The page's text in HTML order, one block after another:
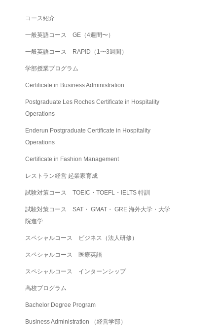
コース紹介
一般英語コース GE（4週間〜）
一般英語コース RAPID（1〜3週間）
学部授業プログラム
Certificate in Business Administration
Postgraduate Les Roches Certificate in Hospitality
Operations
Enderun Postgraduate Certificate in Hospitality
Operations
Certificate in Fashion Management
レストラン経営 起業家育成
試験対策コース TOEIC・TOEFL・IELTS 特訓
試験対策コース SAT・ GMAT・ GRE 海外大学・大学
院進学
スペシャルコース ビジネス（法人研修）
スペシャルコース 医療英語
スペシャルコース インターンシップ
高校プログラム
Bachelor Degree Program
Business Administration （経営学部）